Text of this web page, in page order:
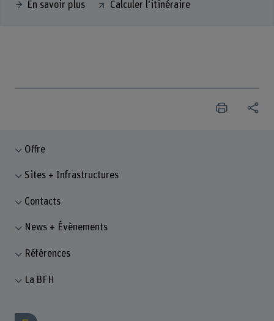
En savoir plus Calculer l'itinéraire
Offre
Sites + Infrastructures
Contacts
News + Évènements
Références
La BFH